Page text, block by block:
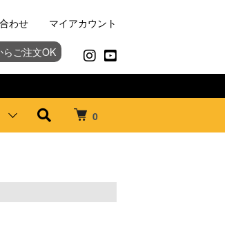
0
わせ マイアカウント
らご注文OK